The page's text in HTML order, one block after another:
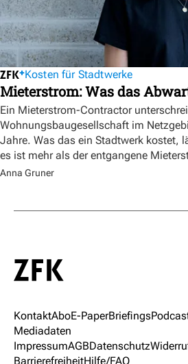
Kosten für Stadtwerke
Mieterstrom: Was das
Ein Mieterstrom-Contractor
Wohnungsbaugesellschaft im
Jahre. Was das ein Stadtwerk kostet,
es ist mehr als der entgangene
Anna Gruner
KontaktAboE-PaperBriefings
Mediadaten
ImpressumAGBDatenschutz
BarrierefreiheitHilfe/FAQ